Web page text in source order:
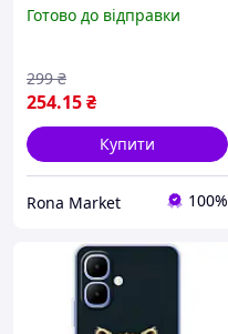
Готово до відправки
254.15₴
299 ₴
Купити
Rona Market 100%